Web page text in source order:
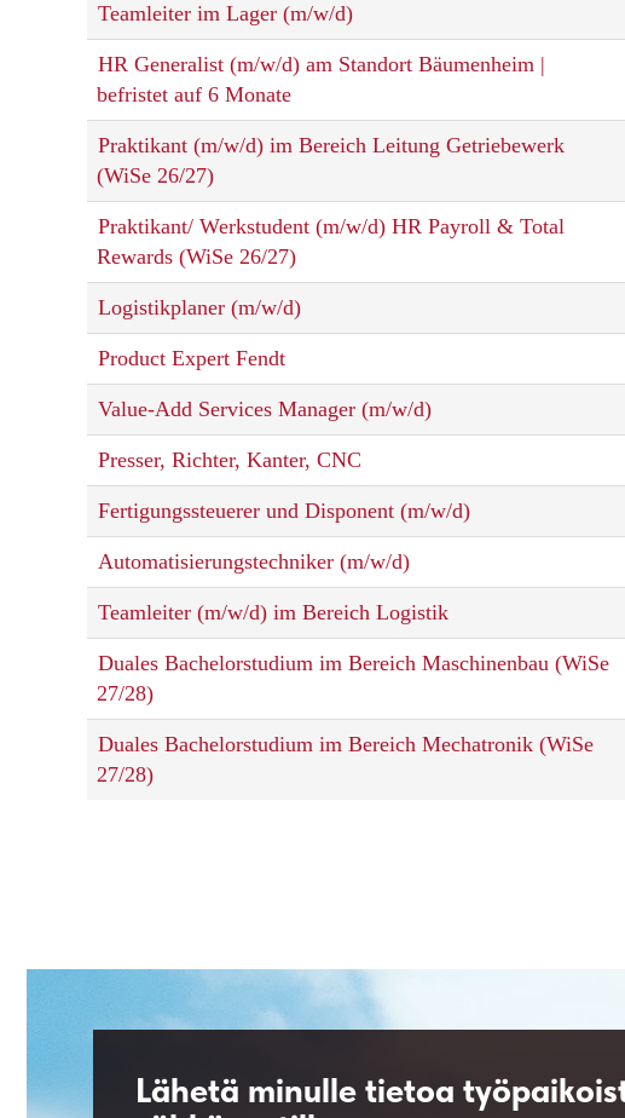
Teamleiter im Lager (m/w/d)
HR Generalist (m/w/d) am Standort Bäumenheim |
befristet auf 6 Monate
Praktikant (m/w/d) im Bereich Leitung Getriebewerk
(WiSe 26/27)
Praktikant/ Werkstudent (m/w/d) HR Payroll & Total
Rewards (WiSe 26/27)
Logistikplaner (m/w/d)
Product Expert Fendt
Value-Add Services Manager (m/w/d)
Presser, Richter, Kanter, CNC
Fertigungssteuerer und Disponent (m/w/d)
Automatisierungstechniker (m/w/d)
Teamleiter (m/w/d) im Bereich Logistik
Duales Bachelorstudium im Bereich Maschinenbau (WiSe
27/28)
Duales Bachelorstudium im Bereich Mechatronik (WiSe
27/28)
Lähetä minulle tietoa